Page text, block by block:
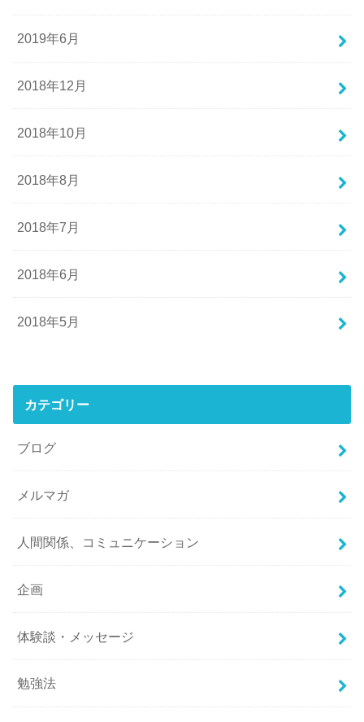
2019年6月
2018年12月
2018年10月
2018年8月
2018年7月
2018年6月
2018年5月
カテゴリー
ブログ
メルマガ
人間関係、コミュニケーション
企画
体験談・メッセージ
勉強法